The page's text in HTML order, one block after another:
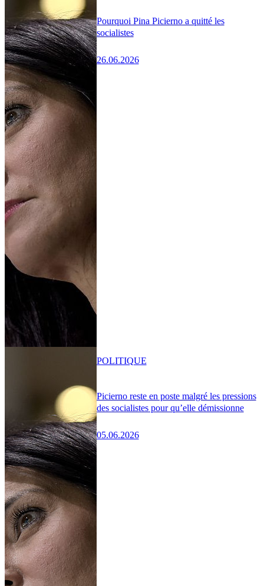
Pourquoi Pina Picierno a quitté les
socialistes
26.06.2026
Picierno reste en poste malgré les pressions
des socialistes pour qu’elle démissionne
05.06.2026
POLITIQUE